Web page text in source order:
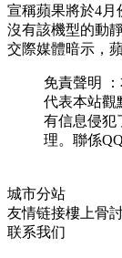
宣稱蘋果將於4月
沒有該機型的動靜
交際媒體暗示
免責聲明
代表本站觀
有信息侵犯了
理。聯
城市分站
友情链接樓上骨
联系我们